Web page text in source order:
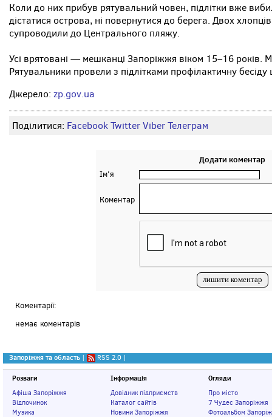
Коли до них прибув рятувальний човен, підлітки вже
дістатися острова, ні повернутися до берега. Двох
супроводили до Центрального пляжу.
Усі врятовані — мешканці Запоріжжя віком 15–16 років.
Рятувальники провели з підлітками профілактичну
Джерело: zp.gov.ua
Поділитися: FacebookTwitterViberТелеграм
Додати коментар
Ім'я
Коментар
Коментарії:
немає коментарів
Запоріжжя та область | RSS 2.0 |
Розваги
Афіша Запоріжжя
Відпочинок
Музика
Інформація
Довідник підприємств
Каталог сайтів
Новини Запоріжжя
Огляди
Про місто
7 Чудес Запоріжжя
Фотоальбом